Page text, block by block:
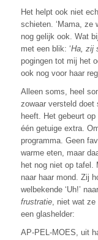
Het helpt ook niet
schieten. ‘Mama, ze
nog gelijk ook. Wat
met een blik: ‘Ha, zij
pogingen tot mij het
ook nog voor haar
Alleen soms, heel
zowaar versteld doet
heeft. Het gebeurt
één getuige extra.
programma. Geen
warme eten, maar
het nog niet op tafel.
naar haar mond. Zij
welbekende ‘Uh!’
frustratie, niet wat ze
een glashelder:
AP-PEL-MOES, uit